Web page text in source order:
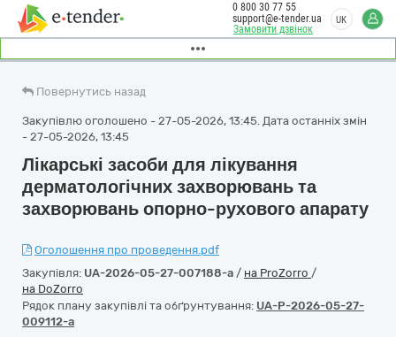
Замовити дзвінок
0 800 30 77 55
support@e-tender.ua
UK
Повернутись назад
Закупівлю оголошено - 27-05-2026, 13:45. Дата останніх змін
- 27-05-2026, 13:45
Лікарські засоби для лікування
дерматологічних захворювань та
захворювань опорно-рухового апарату
Оголошення про проведення.pdf
Закупівля: UA-2026-05-27-007188-a / на ProZorro /
на DoZorro
Рядок плану закупівлі та обґрунтування: UA-P-2026-05-27-
009112-a